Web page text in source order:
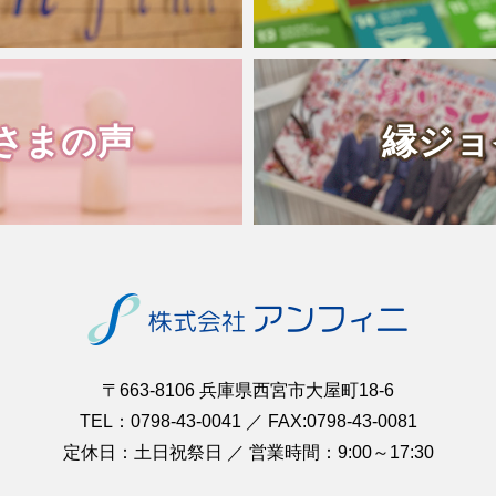
まの声 縁ジ
〒663-8106 兵庫県西宮市大屋町18-6
TEL：0798-43-0041 ／ FAX:0798-43-0081
定休日：土日祝祭日 ／ 営業時間：9:00～17:30